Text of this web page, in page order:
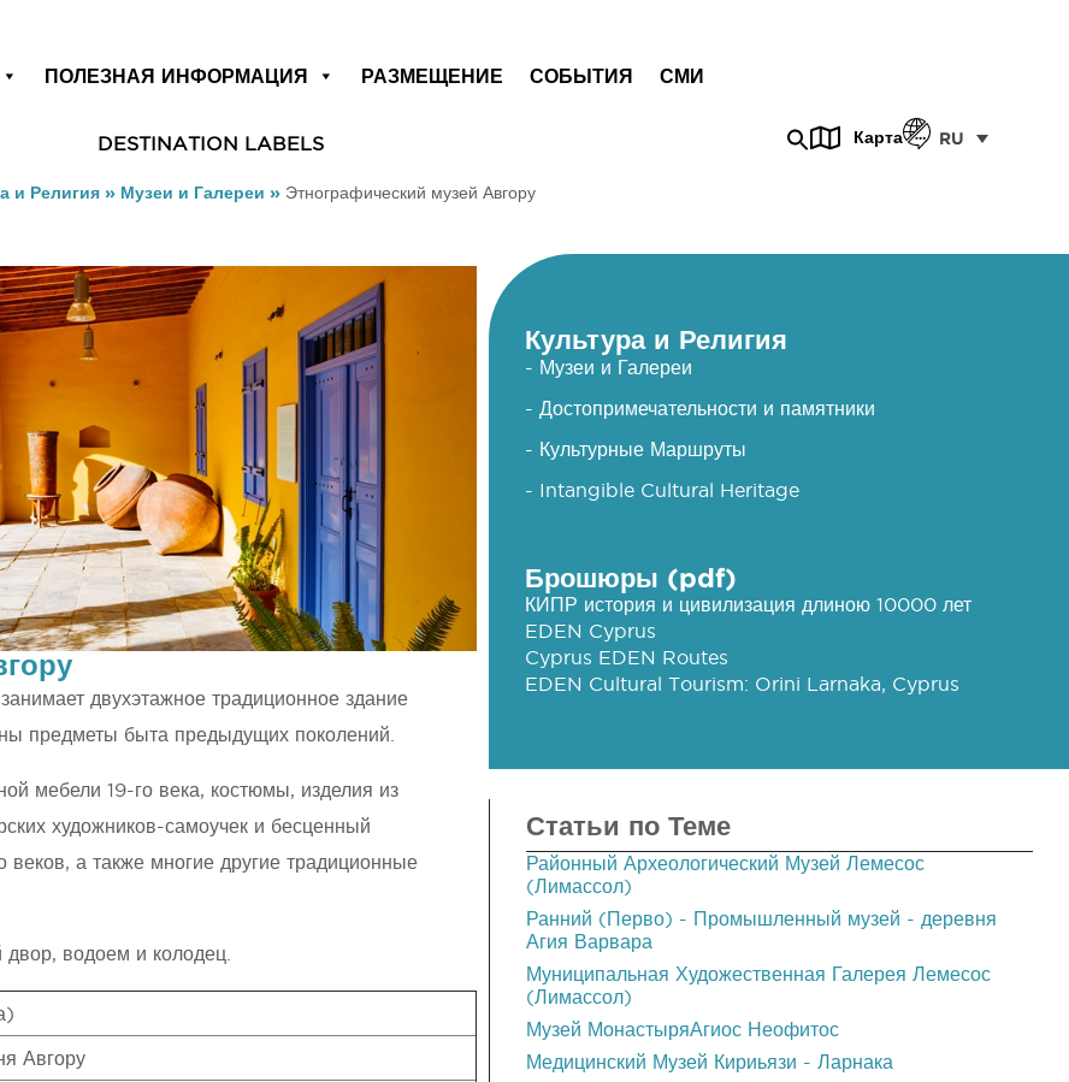
ПОЛЕЗНАЯ ИНФОРМАЦИЯ РАЗМЕЩЕНИЕ СОБЫТИЯ СМИ
DESTINATION LABELS Карта RU
и Религия » Музеи и Галереи » Этнографический музей Авгору
двухэтажное традиционное здание
предметы быта предыдущих поколений.
мебели 19-го века, костюмы, изделия из
художников-самоучек и бесценный
а также многие другие традиционные
водоем и колодец.
Авгору
Культура и Религия
- Музеи и Галереи
- Достопримечательности и памятники
- Культурные Маршруты
- Intangible Cultural Heritage
Брошюры (pdf)
КИПР история и цивилизация длиною 10000 лет
EDEN Cyprus
Cyprus EDEN Routes
EDEN Cultural Tourism: Orini Larnaka, Cyprus
Статьи по Теме
Районный Археологический Музей Лемесос
(Лимассол)
Ранний (Перво) - Промышленный музей - деревня
Агия Варвара
Муниципальная Художественная Галерея Лемесос
(Лимассол)
Музей МонастыряАгиос Неофитос
Медицинский Музей Кириьязи - Ларнака